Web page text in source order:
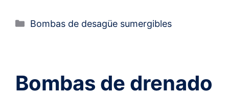
Bombas de desagüe sumergibles
Bombas de drenado